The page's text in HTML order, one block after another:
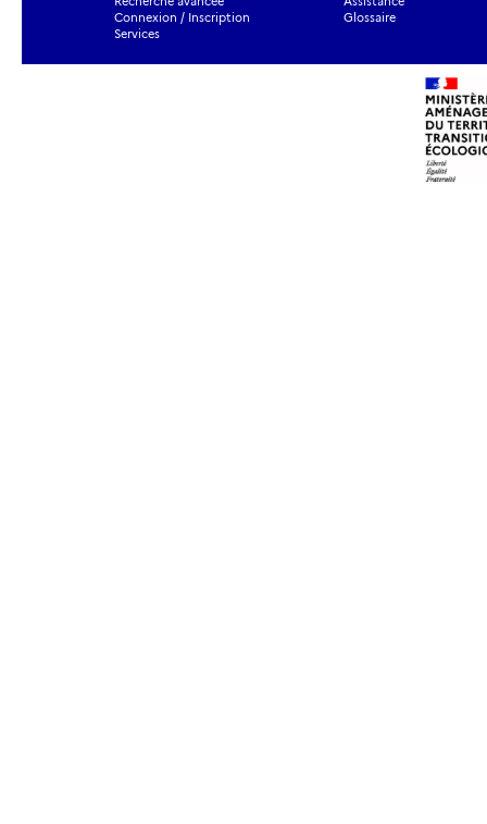
Connexion / Inscription
Services
Glossaire